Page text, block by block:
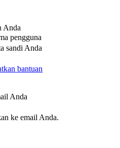
Anda
pengguna
sandi Anda
bantuan
Anda
ke email Anda.